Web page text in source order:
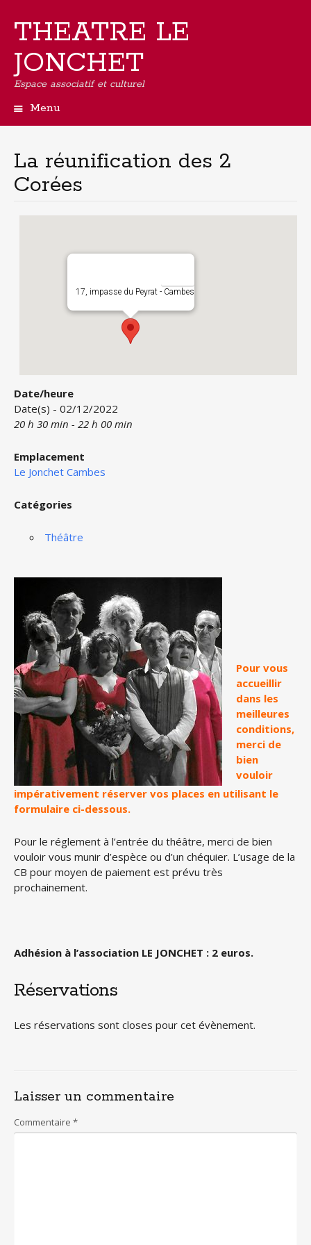
THEATRE LE
JONCHET
Espace associatif et culturel
Menu
principal
La réunification des 2
Corées
17, impasse du Peyrat - Cambes
Date/heure
Date(s) - 02/12/2022
20 h 30 min - 22 h 00 min
Emplacement
Le Jonchet Cambes
Catégories
Théâtre
Pour vous
accueillir
dans les
meilleures
conditions,
merci de
bien
vouloir
impérativement réserver vos places en utilisant le
formulaire ci-dessous.
Pour le réglement à l’entrée du théâtre, merci de bien
vouloir vous munir d’espèce ou d’un chéquier. L’usage de la
CB pour moyen de paiement est prévu très
prochainement.
Adhésion à l’association LE JONCHET : 2 euros.
Réservations
Les réservations sont closes pour cet évènement.
Laisser un commentaire
Commentaire *